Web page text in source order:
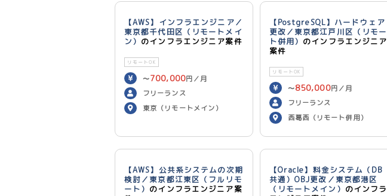
【AWS】インフラエンジニア／
東京都千代田区（リモートメイ
ン） のインフラエンジニア案件
リモートOK
〜700,000円／月
フリーランス
東京（リモートメイン）
【PostgreSQL】ハードウェア
更改／東京都江戸川区（リモー
ト併用） のインフラエンジニア
案件
リモートOK
〜850,000円／月
フリーランス
西葛西（リモート併用）
【AWS】公共系システムの次期
検討／東京都江東区（フルリモ
ート） のインフラエンジニア案
【Oracle】料金システム（DB
共通）OBJ更改／東京都港区
（リモートメイン） のインフラ